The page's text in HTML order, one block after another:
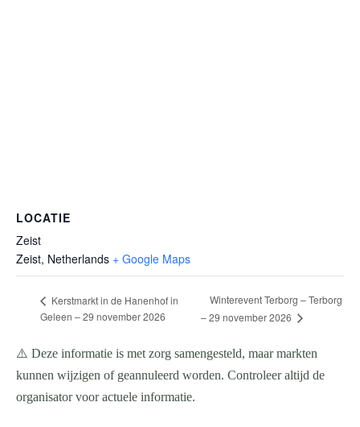
LOCATIE
Zeist
Zeist, Netherlands + Google Maps
Kerstmarkt in de Hanenhof in
Geleen – 29 november 2026
Winterevent Terborg – Terborg
– 29 november 2026
⚠️ Deze informatie is met zorg samengesteld, maar markten
kunnen wijzigen of geannuleerd worden. Controleer altijd de
organisator voor actuele informatie.